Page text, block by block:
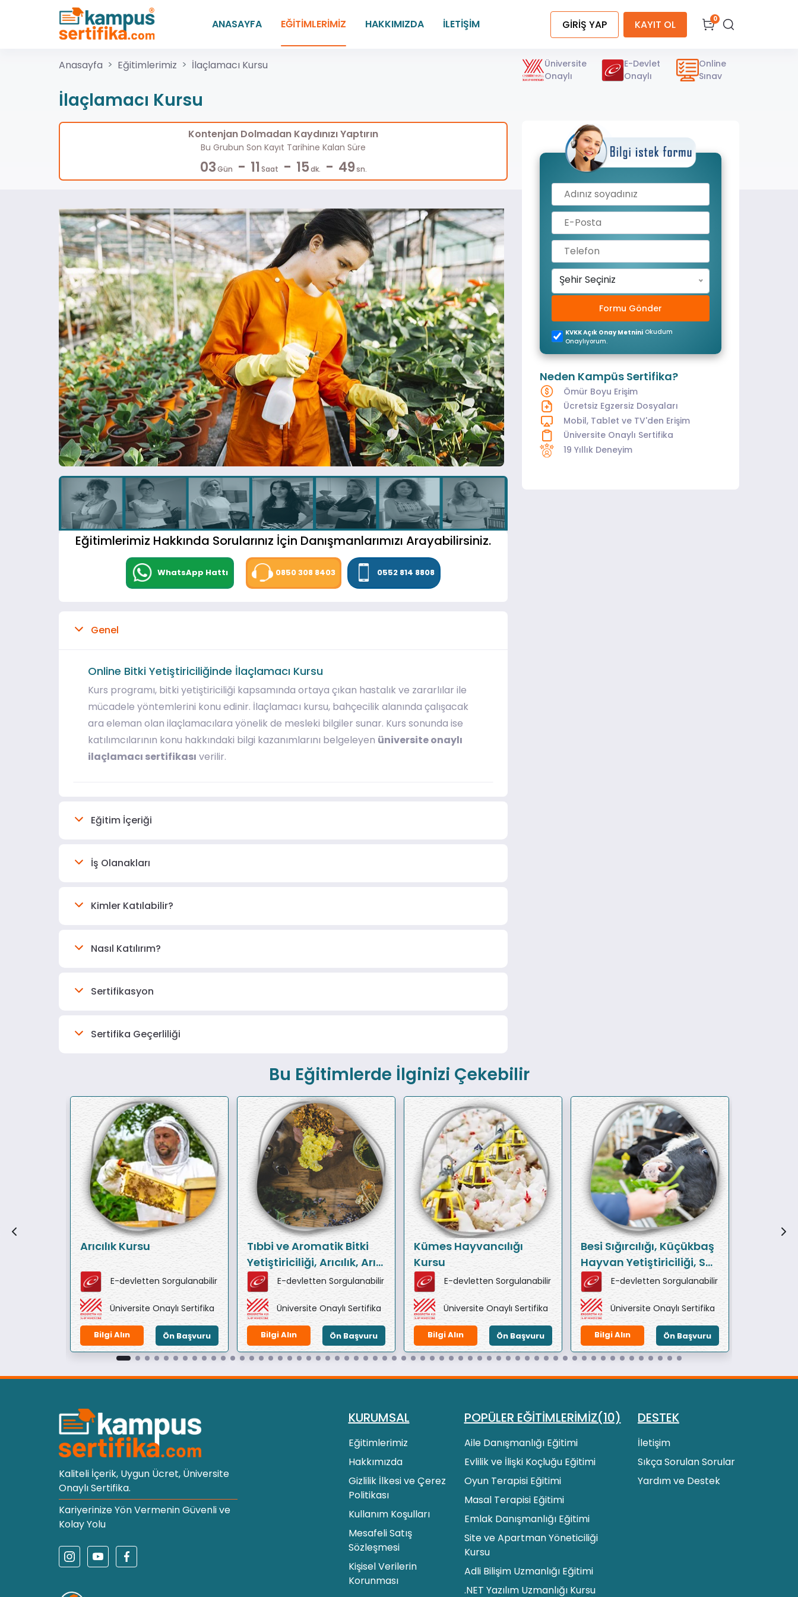
ANASAYFA EĞİTİMLERİMİZ HAKKIMIZDA İLETİŞİM GİRİŞ YAP KAYIT OL 0
Anasayfa Eğitimlerimiz İlaçlamacı Kursu
Üniversite
Onaylı
E-Devlet
Onaylı
Online
Sınav
İlaçlamacı Kursu
Kontenjan Dolmadan Kaydınızı Yaptırın
Bu Grubun Son Kayıt Tarihine Kalan Süre
03Gün - 11 Saat - 15dk. - 48sn.
Eğitimlerimiz Hakkında Sorularınız İçin Danışmanlarımızı Arayabilirsiniz.
WhatsApp Hattı 0850 308 8403 0552 814 8808
Genel
Online Bitki Yetiştiriciliğinde İlaçlamacı Kursu
Kurs programı, bitki yetiştiriciliği kapsamında ortaya çıkan hastalık ve zararlılar ile
mücadele yöntemlerini konu edinir. İlaçlamacı kursu, bahçecilik alanında çalışacak
ara eleman olan ilaçlamacılara yönelik de mesleki bilgiler sunar. Kurs sonunda ise
katılımcılarının konu hakkındaki bilgi kazanımlarını belgeleyen üniversite onaylı
ilaçlamacı sertifikası verilir.
Eğitim İçeriği
İş Olanakları
Kimler Katılabilir?
Nasıl Katılırım?
Sertifikasyon
Sertifika Geçerliliği
Şehir Seçiniz
Formu Gönder
KVKK Açık Onay Metnini Okudum
Onaylıyorum.
Neden Kampüs Sertifika?
Ömür Boyu Erişim
Ücretsiz Egzersiz Dosyaları
Mobil, Tablet ve TV'den Erişim
Üniversite Onaylı Sertifika
19 Yıllık Deneyim
Bu Eğitimlerde İlginizi Çekebilir
Arıcılık Kursu
E-devletten Sorgulanabilir
Üniversite Onaylı Sertifika
Bilgi Alın Ön Başvuru
Tıbbi ve Aromatik Bitki
Yetiştiriciliği, Arıcılık, Arı
Sütü Üretimi ve Ana Arı
Yetiştiriciliği Eğitim
Paketi
E-devletten Sorgulanabilir
Üniversite Onaylı Sertifika
Bilgi Alın Ön Başvuru
Kümes Hayvancılığı
Kursu
E-devletten Sorgulanabilir
Üniversite Onaylı Sertifika
Bilgi Alın Ön Başvuru
Besi Sığırcılığı, Küçükbaş
Hayvan Yetiştiriciliği, Süt
Sığırı Yetiştiriciliği Eğitim
Paketi
E-devletten Sorgulanabilir
Üniversite Onaylı Sertifika
Bilgi Alın Ön Başvuru
Kaliteli İçerik, Uygun Ücret, Üniversite
Onaylı Sertifika.
Kariyerinize Yön Vermenin Güvenli ve
Kolay Yolu
KURUMSAL
Eğitimlerimiz
Hakkımızda
Gizlilik İlkesi ve Çerez
Politikası
Kullanım Koşulları
Mesafeli Satış
Sözleşmesi
Kişisel Verilerin
Korunması
POPÜLER EĞİTİMLERİMİZ(10)
Aile Danışmanlığı Eğitimi
Evlilik ve İlişki Koçluğu Eğitimi
Oyun Terapisi Eğitimi
Masal Terapisi Eğitimi
Emlak Danışmanlığı Eğitimi
Site ve Apartman Yöneticiliği
Kursu
Adli Bilişim Uzmanlığı Eğitimi
.NET Yazılım Uzmanlığı Kursu
DESTEK
İletişim
Sıkça Sorulan Sorular
Yardım ve Destek